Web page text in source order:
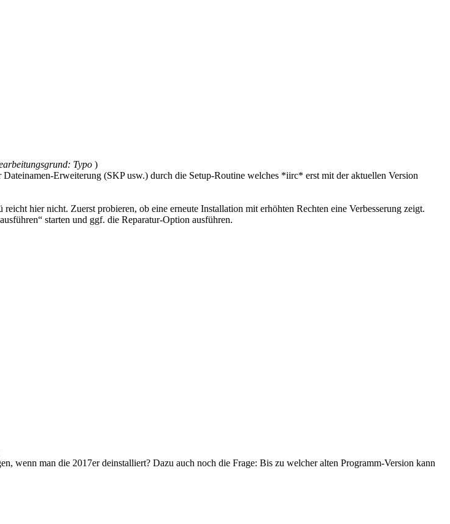
Typo )
Erweiterung (SKP usw.) durch die Setup-Routine welches *iirc* erst mit der aktuellen Version
hier nicht. Zuerst probieren, ob eine erneute Installation mit erhöhten Rechten eine Verbesserung zeigt.
starten und ggf. die Reparatur-Option ausführen.
wenn man die 2017er deinstalliert? Dazu auch noch die Frage: Bis zu welcher alten Programm-Version kann